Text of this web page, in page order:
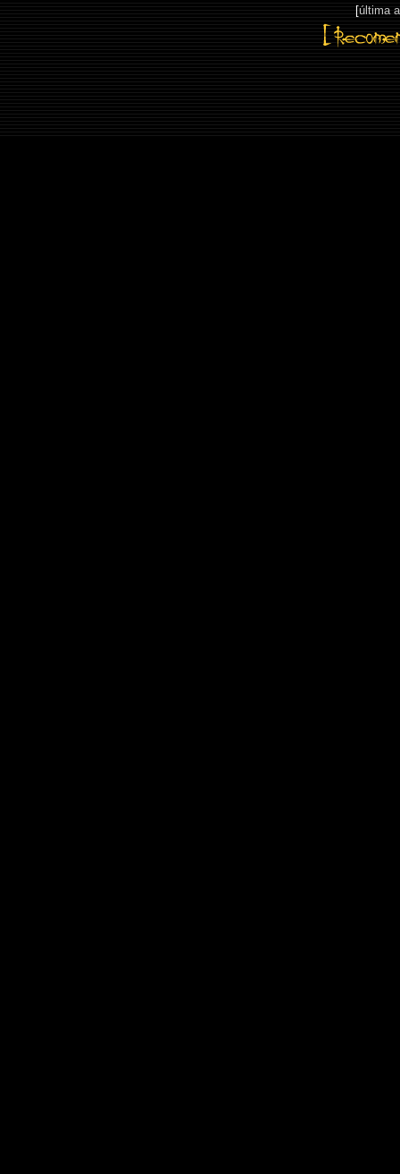
[última